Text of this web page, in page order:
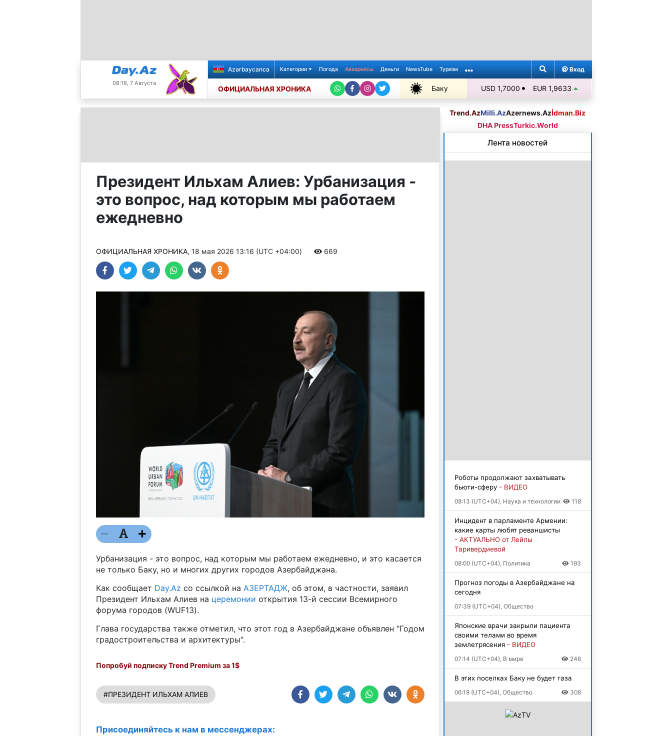
08:18, 7 Августа
Azərbaycanca Категории Погода Авиарейсы Деньги NewsTube Туризм Вход
ОФИЦИАЛЬНАЯ ХРОНИКА Баку
+27℃
USD 1,7000 EUR 1,9633
Президент Ильхам Алиев: Урбанизация -
это вопрос, над которым мы работаем
ежедневно
ОФИЦИАЛЬНАЯ ХРОНИКА, 18 мая 2026 13:16 (UTC +04:00) 669
Урбанизация - это вопрос, над которым мы работаем ежедневно, и это касается
не только Баку, но и многих других городов Азербайджана.
Как сообщает Day.Az со ссылкой на АЗЕРТАДЖ, об этом, в частности, заявил
Президент Ильхам Алиев на церемонии открытия 13-й сессии Всемирного
форума городов (WUF13).
Глава государства также отметил, что этот год в Азербайджане объявлен "Годом
градостроительства и архитектуры".
Попробуй подписку Trend Premium за 1$
#ПРЕЗИДЕНТ ИЛЬХАМ АЛИЕВ
Присоединяйтесь к нам в мессенджерах:
Trend.AzMilli.AzAzernews.Azİdman.Biz
DHA PressTurkic.World
Лента новостей
Роботы продолжают захватывать
бьюти-сферу - ВИДЕО
08:13 (UTC+04), Наука и технологии 118
Инцидент в парламенте Армении:
какие карты любят реваншисты
- АКТУАЛЬНО от Лейлы
Таривердиевой
08:00 (UTC+04), Политика 193
Прогноз погоды в Азербайджане на
сегодня
07:39 (UTC+04), Общество
Японские врачи закрыли пациента
своими телами во время
землетрясения - ВИДЕО
07:14 (UTC+04), В мире 246
В этих поселках Баку не будет газа
06:18 (UTC+04), Общество 308